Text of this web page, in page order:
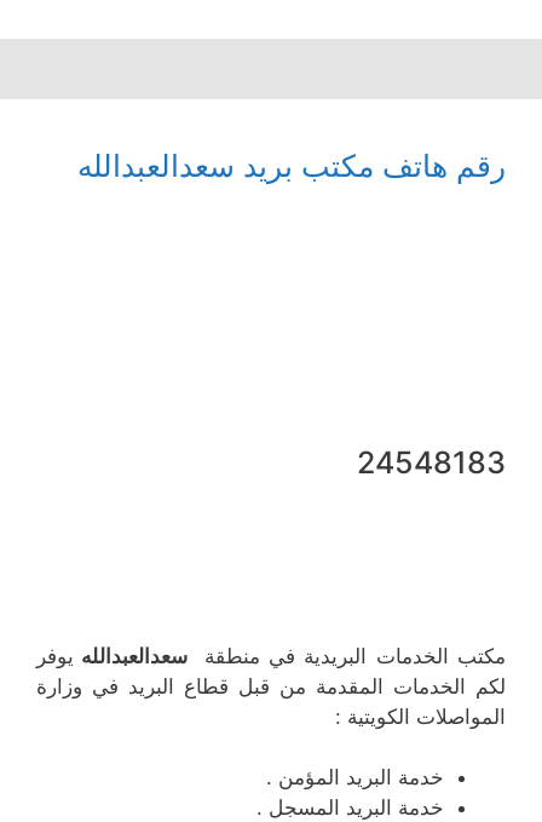
رقم هاتف مكتب بريد سعدالعبدالله
24548183
مكتب الخدمات البريدية في منطقة سعدالعبدالله يوفر
لكم الخدمات المقدمة من قبل قطاع البريد في وزارة
المواصلات الكويتية :
خدمة البريد المؤمن .
خدمة البريد المسجل .